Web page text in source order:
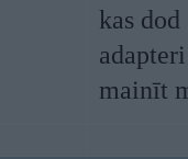
kas
mainīt